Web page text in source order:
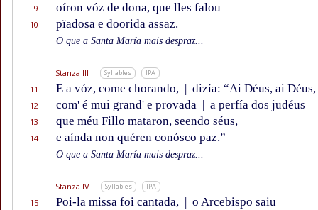
9 oíron vóz de dona, que lles falou
10 pïadosa e doorida assaz.
O que a Santa María mais despraz...
Stanza III Syllables IPA
11 E a vóz, come chorando, | dizía: “Ai Déus, ai Déus,
12 com' é mui grand' e provada | a perfía dos judéus
13 que méu Fillo mataron, seendo séus,
14 e aínda non quéren conósco paz.”
O que a Santa María mais despraz...
Stanza IV Syllables IPA
15 Poi-la missa foi cantada, | o Arcebispo saiu